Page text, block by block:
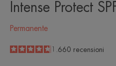
Intense Protect
Permanente
4.7
/51.660 recensioni